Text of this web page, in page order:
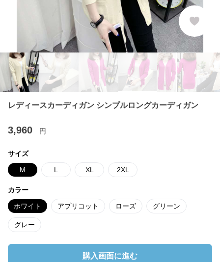
レディースカーディガン シンプルロングカーディガン
3,960 円
サイズ
M L XL 2XL
カラー
ホワイト アプリコット ローズ グリーン
グレー
購入画面に進む